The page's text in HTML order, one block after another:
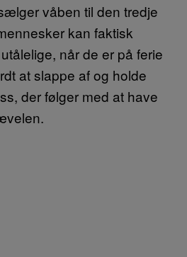
våben til den tredje
kan faktisk
når de er på ferie
at slappe af og holde
der følger med at have